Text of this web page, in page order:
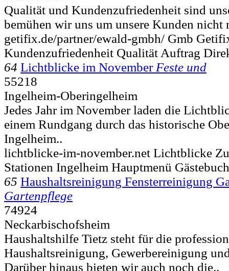
Qualität und Kundenzufriedenheit sind
bemühen wir uns um unsere Kunden nicht
getifix.de/partner/ewald-gmbh/ Gmb
Kundenzufriedenheit Qualität Auftrag
64 Lichtblicke im November Feste und
55218
Ingelheim-Oberingelheim
Jedes Jahr im November laden die
einem Rundgang durch das historische
Ingelheim..
lichtblicke-im-november.net Lichtblicke
Stationen Ingelheim Hauptmenü
65 Haushaltsreinigung Fensterreinigung
Gartenpflege
74924
Neckarbischofsheim
Haushaltshilfe Tietz steht für die
Haushaltsreinigung, Gewerbereinigung
Darüber hinaus bieten wir auch noch die..